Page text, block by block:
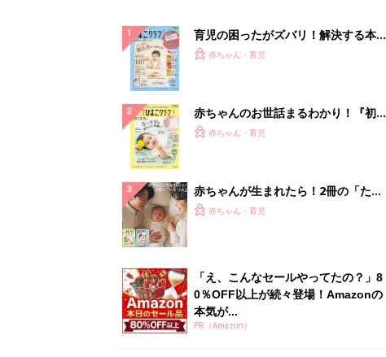
育児の困ったがズバリ！解決する本
『ひよこクラブ 秋号』 4カ月～2才
赤ちゃん・育児
赤ちゃんのお世話まるわかり！『初め
てのひよこクラブ 夏号』〈巻頭大特
赤ちゃん・育児
赤ちゃんが生まれたら！2冊の「たま
ひよ」
赤ちゃん・育児
「え、こんなセールやってたの？」8
0％OFF以上が続々登場！Amazonの
本気が...
PR（Amazon）